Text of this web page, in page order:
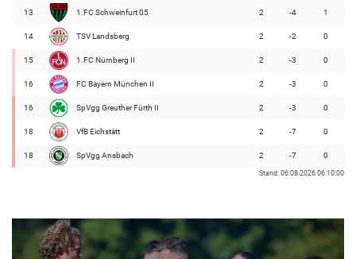
13 1.FC Schweinfurt 05 2 -4 1
14 TSV Landsberg 2 -2 0
15 1.FC Nürnberg II 2 -3 0
16 FC Bayern München II 2 -3 0
16 SpVgg Greuther Fürth II 2 -3 0
18 VfB Eichstätt 2 -7 0
18 SpVgg Ansbach 2 -7 0
Stand: 06.08.2026 06:10:00